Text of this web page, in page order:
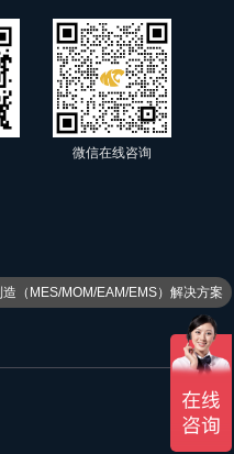
微信在线咨询
获取工业物联网解决方案？